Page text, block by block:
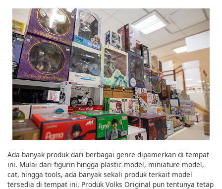
Ada banyak produk dari berbagai genre dipamerkan di tempat
ini. Mulai dari figurin hingga plastic model, miniature model,
cat, hingga tools, ada banyak sekali produk terkait model
tersedia di tempat ini. Produk Volks Original pun tentunya tetap